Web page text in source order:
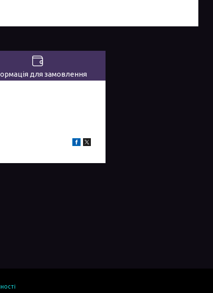
для замовлення